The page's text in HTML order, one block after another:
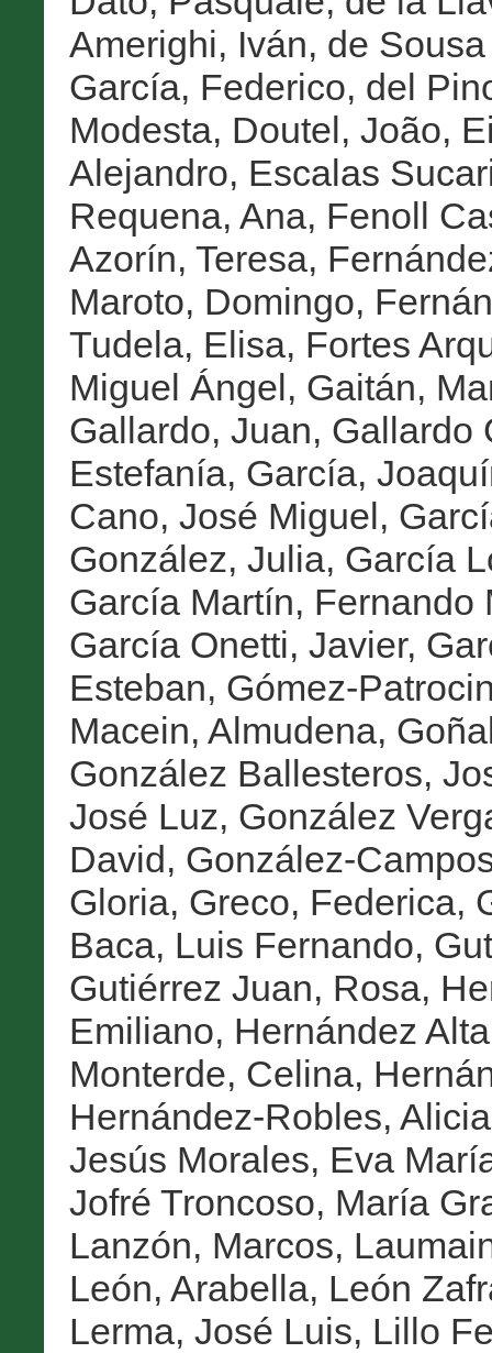
Amerighi, Iván, de
García, Federico, del
Modesta, Doutel, João,
Alejandro, Escalas
Requena, Ana, Fenoll
Azorín, Teresa,
Maroto, Domingo,
Tudela, Elisa, Fortes
Miguel Ángel, Gaitán,
Gallardo, Juan, Gallardo
Estefanía, García,
Cano, José Miguel,
González, Julia, García
García Martín, Fernando
García Onetti, Javier,
Esteban, Gómez-
Macein, Almudena,
González Ballesteros,
José Luz, González
David, González-
Gloria, Greco, Federica,
Baca, Luis Fernando,
Gutiérrez Juan, Rosa,
Emiliano, Hernández
Monterde, Celina,
Hernández-Robles, Alicia
Jesús Morales, Eva
Jofré Troncoso, María
Lanzón, Marcos,
León, Arabella, León
Lerma, José Luis, Lillo